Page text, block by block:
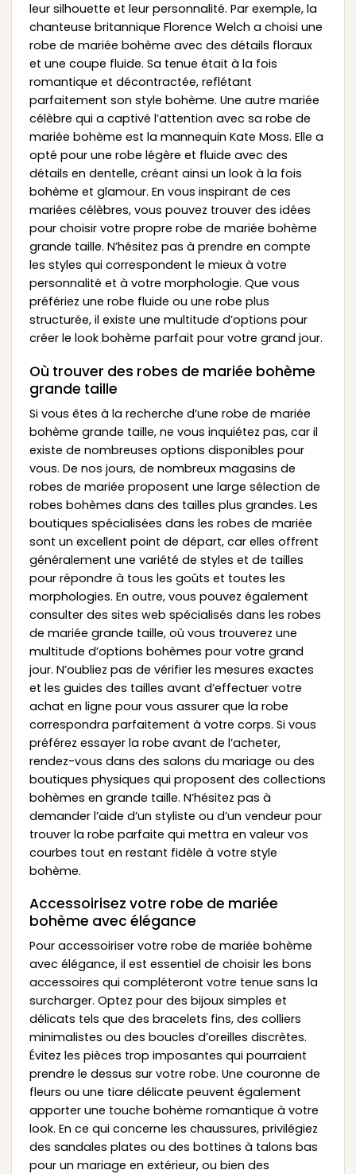
leur silhouette et leur personnalité. Par exemple, la
chanteuse britannique Florence Welch a choisi une
robe de mariée bohème avec des détails floraux
et une coupe fluide. Sa tenue était à la fois
romantique et décontractée, reflétant
parfaitement son style bohème. Une autre mariée
célèbre qui a captivé l’attention avec sa robe de
mariée bohème est la mannequin Kate Moss. Elle a
opté pour une robe légère et fluide avec des
détails en dentelle, créant ainsi un look à la fois
bohème et glamour. En vous inspirant de ces
mariées célèbres, vous pouvez trouver des idées
pour choisir votre propre robe de mariée bohème
grande taille. N’hésitez pas à prendre en compte
les styles qui correspondent le mieux à votre
personnalité et à votre morphologie. Que vous
préfériez une robe fluide ou une robe plus
structurée, il existe une multitude d’options pour
créer le look bohème parfait pour votre grand jour.
Où trouver des robes de mariée bohème
grande taille
Si vous êtes à la recherche d’une robe de mariée
bohème grande taille, ne vous inquiétez pas, car il
existe de nombreuses options disponibles pour
vous. De nos jours, de nombreux magasins de
robes de mariée proposent une large sélection de
robes bohèmes dans des tailles plus grandes. Les
boutiques spécialisées dans les robes de mariée
sont un excellent point de départ, car elles offrent
généralement une variété de styles et de tailles
pour répondre à tous les goûts et toutes les
morphologies. En outre, vous pouvez également
consulter des sites web spécialisés dans les robes
de mariée grande taille, où vous trouverez une
multitude d’options bohèmes pour votre grand
jour. N’oubliez pas de vérifier les mesures exactes
et les guides des tailles avant d’effectuer votre
achat en ligne pour vous assurer que la robe
correspondra parfaitement à votre corps. Si vous
préférez essayer la robe avant de l’acheter,
rendez-vous dans des salons du mariage ou des
boutiques physiques qui proposent des collections
bohèmes en grande taille. N’hésitez pas à
demander l’aide d’un styliste ou d’un vendeur pour
trouver la robe parfaite qui mettra en valeur vos
courbes tout en restant fidèle à votre style
bohème.
Accessoirisez votre robe de mariée
bohème avec élégance
Pour accessoiriser votre robe de mariée bohème
avec élégance, il est essentiel de choisir les bons
accessoires qui compléteront votre tenue sans la
surcharger. Optez pour des bijoux simples et
délicats tels que des bracelets fins, des colliers
minimalistes ou des boucles d’oreilles discrètes.
Évitez les pièces trop imposantes qui pourraient
prendre le dessus sur votre robe. Une couronne de
fleurs ou une tiare délicate peuvent également
apporter une touche bohème romantique à votre
look. En ce qui concerne les chaussures, privilégiez
des sandales plates ou des bottines à talons bas
pour un mariage en extérieur, ou bien des